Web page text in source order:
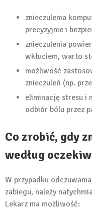
znieczulenia
precyzyjnie i
znieczulenia
wkłuciem, warto
możliwość
znieczuleń (np.
eliminację stresu i
odbiór bólu przez
Co zrobić, gdy
według
W przypadku
zabiegu, należy
Lekarz ma możliwość: